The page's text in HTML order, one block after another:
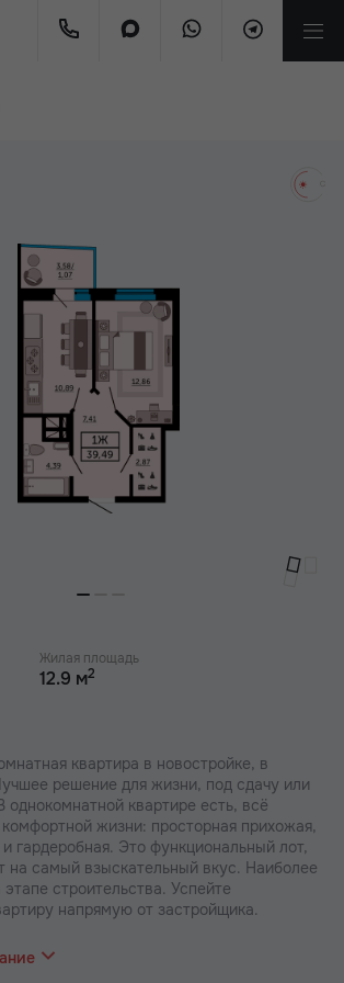
Жилая площадь
12.9 м2
квартира в новостройке, в
решение для жизни, под сдачу или
однокомнатной квартире есть, всё
жизни: просторная прихожая,
гардеробная. Это функциональный лот,
на самый взыскательный вкус. Наиболее
строительства. Успейте
напрямую от застройщика.
проконсультируют по актуальным